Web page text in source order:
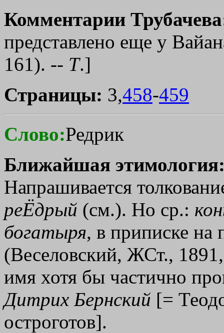
Комментарии
представлено еще у
161). -- Т.]
Страницы: 3,458-459
Слово:Редрик
Ближайшая
Напрашивается
реЁдрый (см.). Но ср.:
богатыря, в приписке
(Веселовский, ЖСт.,
имя хотя бы частично
Дитрих Бернский [=
остроготов].